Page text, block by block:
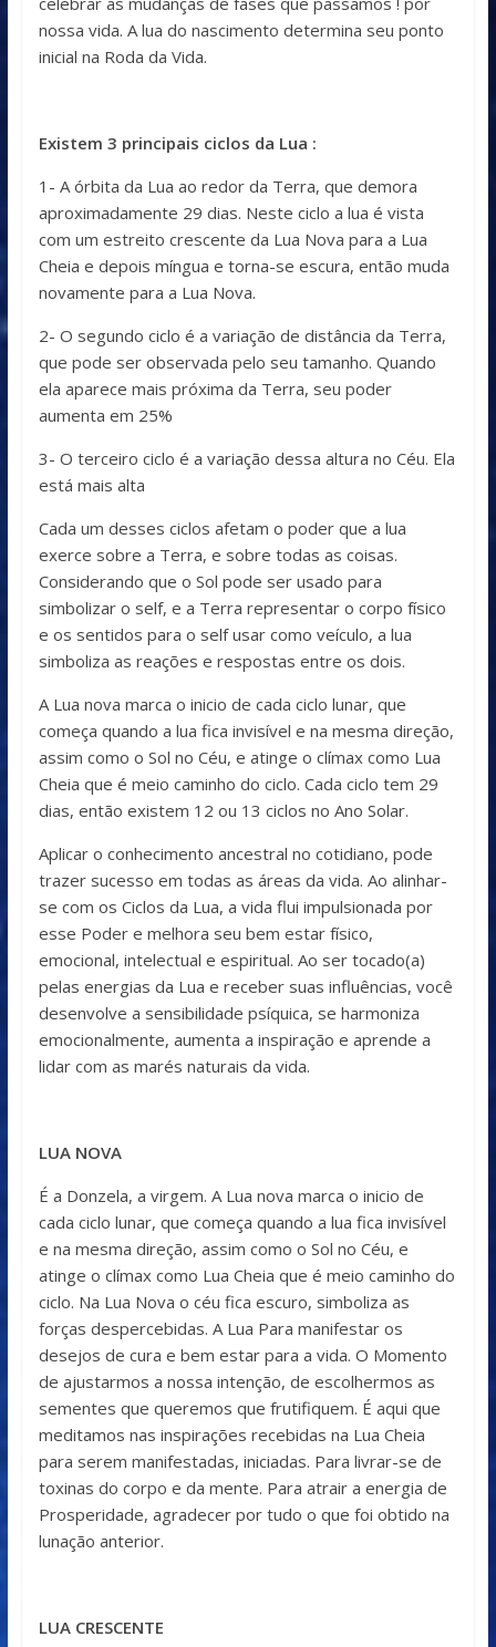
nossa vida. A lua do nascimento determina seu ponto
inicial na Roda da Vida.
Existem 3 principais ciclos da Lua :
1- A órbita da Lua ao redor da Terra, que demora
aproximadamente 29 dias. Neste ciclo a lua é vista
com um estreito crescente da Lua Nova para a Lua
Cheia e depois míngua e torna-se escura, então muda
novamente para a Lua Nova.
2- O segundo ciclo é a variação de distância da Terra,
que pode ser observada pelo seu tamanho. Quando
ela aparece mais próxima da Terra, seu poder
aumenta em 25%
3- O terceiro ciclo é a variação dessa altura no Céu. Ela
está mais alta
Cada um desses ciclos afetam o poder que a lua
exerce sobre a Terra, e sobre todas as coisas.
Considerando que o Sol pode ser usado para
simbolizar o self, e a Terra representar o corpo físico
e os sentidos para o self usar como veículo, a lua
simboliza as reações e respostas entre os dois.
A Lua nova marca o inicio de cada ciclo lunar, que
começa quando a lua fica invisível e na mesma direção,
assim como o Sol no Céu, e atinge o clímax como Lua
Cheia que é meio caminho do ciclo. Cada ciclo tem 29
dias, então existem 12 ou 13 ciclos no Ano Solar.
Aplicar o conhecimento ancestral no cotidiano, pode
trazer sucesso em todas as áreas da vida. Ao alinhar-
se com os Ciclos da Lua, a vida flui impulsionada por
esse Poder e melhora seu bem estar físico,
emocional, intelectual e espiritual. Ao ser tocado(a)
pelas energias da Lua e receber suas influências, você
desenvolve a sensibilidade psíquica, se harmoniza
emocionalmente, aumenta a inspiração e aprende a
lidar com as marés naturais da vida.
LUA NOVA
É a Donzela, a virgem. A Lua nova marca o inicio de
cada ciclo lunar, que começa quando a lua fica invisível
e na mesma direção, assim como o Sol no Céu, e
atinge o clímax como Lua Cheia que é meio caminho do
ciclo. Na Lua Nova o céu fica escuro, simboliza as
forças despercebidas. A Lua Para manifestar os
desejos de cura e bem estar para a vida. O Momento
de ajustarmos a nossa intenção, de escolhermos as
sementes que queremos que frutifiquem. É aqui que
meditamos nas inspirações recebidas na Lua Cheia
para serem manifestadas, iniciadas. Para livrar-se de
toxinas do corpo e da mente. Para atrair a energia de
Prosperidade, agradecer por tudo o que foi obtido na
lunação anterior.
LUA CRESCENTE